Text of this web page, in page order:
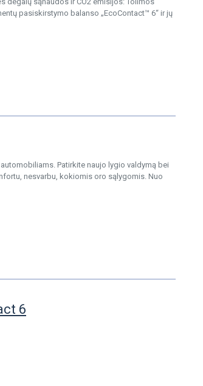
pasiskirstymo balanso „EcoContact™ 6“ ir jų
Patirkite naujo lygio valdymą bei
nesvarbu, kokiomis oro sąlygomis. Nuo
6